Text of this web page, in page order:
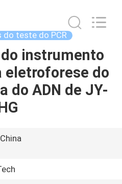
teste do PCR
do instrumento
eletroforese do
do ADN de JY-